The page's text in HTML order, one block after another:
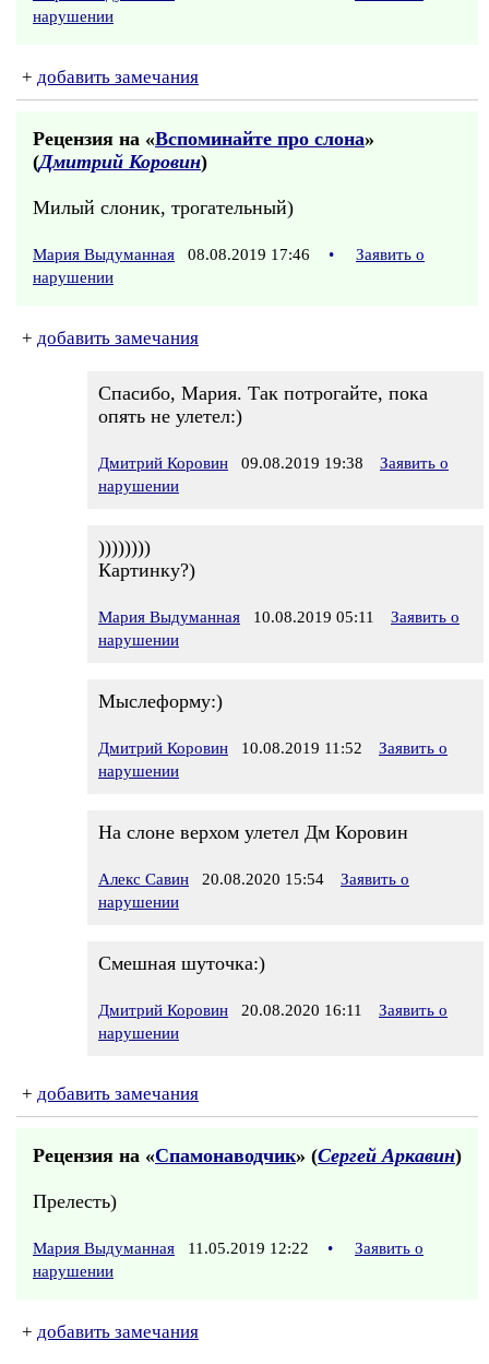
нарушении
+ добавить замечания
Рецензия на «Вспоминайте про слона»
(Дмитрий Коровин)
Милый слоник, трогательный)
Мария Выдуманная 08.08.2019 17:46 •
Заявить о
нарушении
+ добавить замечания
Спасибо, Мария. Так потрогайте, пока
опять не улетел:)
Дмитрий Коровин 09.08.2019 19:38
Заявить о
нарушении
))))))))
Картинку?)
Мария Выдуманная 10.08.2019 05:11
Заявить о
нарушении
Мыслеформу:)
Дмитрий Коровин 10.08.2019 11:52
Заявить о
нарушении
На слоне верхом улетел Дм Коровин
Алекс Савин 20.08.2020 15:54
Заявить о
нарушении
Смешная шуточка:)
Дмитрий Коровин 20.08.2020 16:11
Заявить о
нарушении
+ добавить замечания
Рецензия на «Спамонаводчик» (Сергей Аркавин)
Прелесть)
Мария Выдуманная 11.05.2019 12:22 •
Заявить о
нарушении
+ добавить замечания